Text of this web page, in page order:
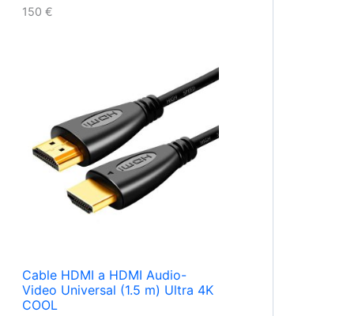
150 €
Cable HDMI a HDMI Audio-
Video Universal (1.5 m) Ultra 4K
COOL